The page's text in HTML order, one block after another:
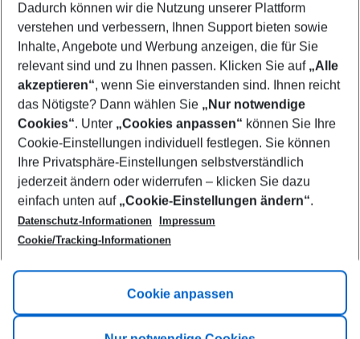
Who will travel
2 adults No children
Show more filter
Footer
Footer navigation
Title A
Link A
Dadurch können wir die Nutzung unserer Plattform
verstehen und verbessern, Ihnen Support bieten sowie
Inhalte, Angebote und Werbung anzeigen, die für Sie
relevant sind und zu Ihnen passen. Klicken Sie auf „Alle
akzeptieren“, wenn Sie einverstanden sind. Ihnen reicht
das Nötigste? Dann wählen Sie „Nur notwendige
Cookies“. Unter „Cookies anpassen“ können Sie Ihre
Cookie-Einstellungen individuell festlegen. Sie können
Ihre Privatsphäre-Einstellungen selbstverständlich
jederzeit ändern oder widerrufen – klicken Sie dazu
einfach unten auf „Cookie-Einstellungen ändern“.
Datenschutz-Informationen
Impressum
Cookie/Tracking-Informationen
Cookie anpassen